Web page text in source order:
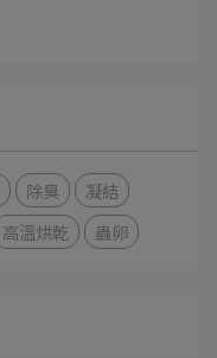
除臭
凝結
高溫烘乾 蟲卵